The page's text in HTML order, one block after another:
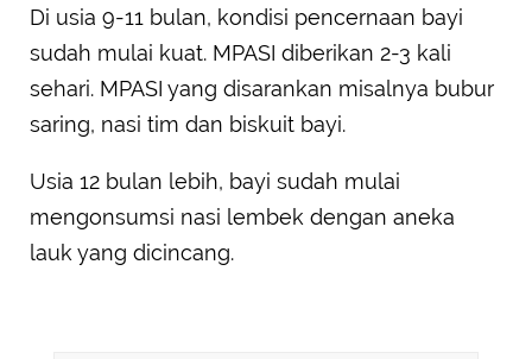
Di usia 9-11 bulan, kondisi pencernaan bayi
sudah mulai kuat. MPASI diberikan 2-3 kali
sehari. MPASI yang disarankan misalnya bubur
saring, nasi tim dan biskuit bayi.
Usia 12 bulan lebih, bayi sudah mulai
mengonsumsi nasi lembek dengan aneka
lauk yang dicincang.